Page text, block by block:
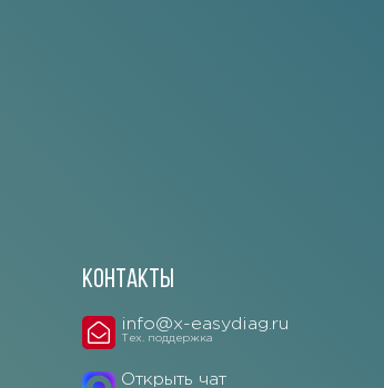
Контакты
info@x-easydiag.ru
Тех. поддержка
Открыть чат